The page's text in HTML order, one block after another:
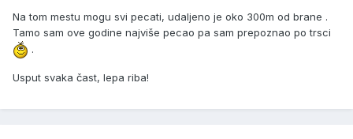
Na tom mestu mogu svi pecati, udaljeno je oko 300m od brane .
Tamo sam ove godine najviše pecao pa sam prepoznao po trsci
.
Usput svaka čast, lepa riba!